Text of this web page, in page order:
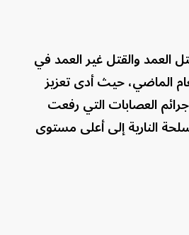
العمد والقتل غير العمد في
الماضي، حيث أدى تعزيز
العصابات التي رفعت
النارية إلى أعلى مستوى